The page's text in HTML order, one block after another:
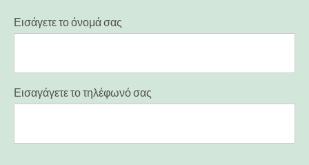
Εισάγετε το όνομά σας
Εισαγάγετε το τηλέφωνό σας